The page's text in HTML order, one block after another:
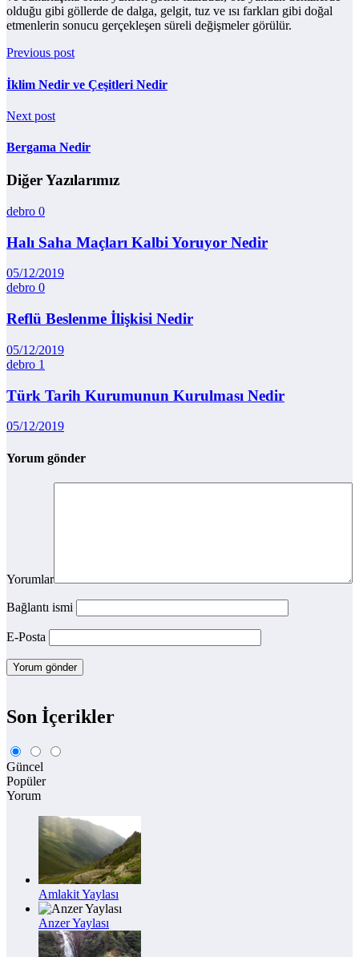
olduğu gibi göllerde de dalga, gelgit, tuz ve ısı farkları gibi doğal
etmenlerin sonucu gerçekleşen süreli değişmeler görülür.
Previous post
İklim Nedir ve Çeşitleri Nedir
Next post
Bergama Nedir
Diğer Yazılarımız
debro 0
Halı Saha Maçları Kalbi Yoruyor Nedir
05/12/2019
debro 0
Reflü Beslenme İlişkisi Nedir
05/12/2019
debro 1
Türk Tarih Kurumunun Kurulması Nedir
05/12/2019
Yorum gönder
Yorumlar
Bağlantı ismi
E-Posta
Son İçerikler
Güncel
Popüler
Yorum
Amlakit Yaylası
Anzer Yaylası